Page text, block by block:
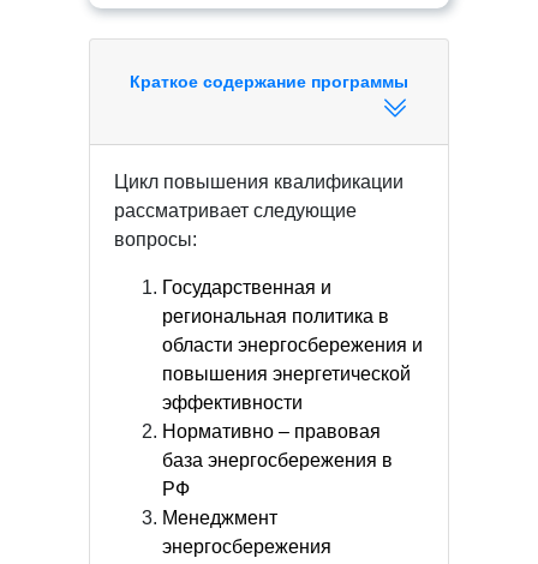
Краткое содержание программы
Цикл повышения квалификации
рассматривает следующие
вопросы:
Государственная и
региональная политика в
области энергосбережения и
повышения энергетической
эффективности
Нормативно – правовая
база энергосбережения в
РФ
Менеджмент
энергосбережения